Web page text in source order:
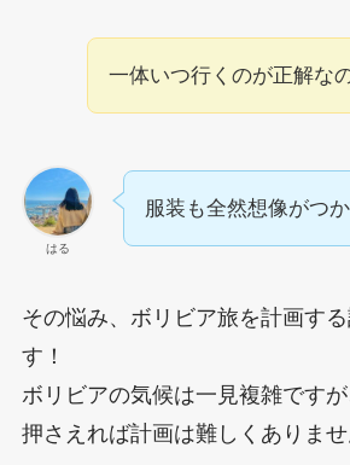
一体いつ行くのが正解な
はる
服装も全然想像がつか
その悩み、ボリビア旅を計画す
す！
ボリビアの気候は一見複雑です
押さえれば計画は難しくありませ